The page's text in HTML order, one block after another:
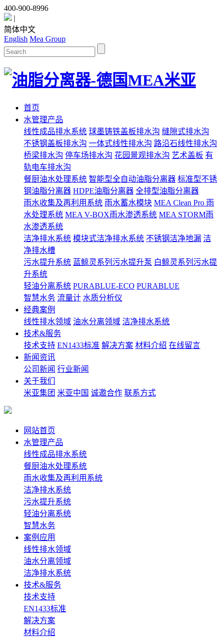
400-900-8996
|
简体中文
English Mea Group
首页
水管理产品
线性成品排水系统 球墨铸铁盖板排水沟 缝隙式排水沟
不锈钢盖板排水沟 一体式线性排水沟 路沿石线性排水沟
桥梁排水沟 停车场排水沟 花园景观排水沟 艺术盖板 有
轨电车排水沟
餐厨油水处理系统 智能型全自动油脂分离器 标准型不锈
钢油脂分离器 HDPE油脂分离器 全排型油脂分离器
雨水收集及再利用系统 雨水蓄水模块 MEA Clean Pro 雨
水处理系统 MEA V-BOX雨水渗透系统 MEA STORM雨
水渗透系统
洁净排水系统 模块式洁净排水系统 不锈钢洁净地漏 洁
净排水槽
污水提升系统 蓝鲸灵系列污水提升泵 白鲸灵系列污水提
升系统
轻油分离系统 PURABLUE-ECO PURABLUE
智慧水务 流量计 水质分析仪
经典案例
线性排水领域 油水分离领域 洁净排水系统
技术&服务
技术支持 EN1433标准 解决方案 材料介绍 在线留言
新闻资讯
公司新闻 行业新闻
关于我们
米亚集团 米亚中国 诚邀合作 联系方式
网站首页
水管理产品
线性成品排水系统
餐厨油水处理系统
雨水收集及再利用系统
洁净排水系统
污水提升系统
轻油分离系统
智慧水务
案例应用
线性排水领域
油水分离领域
洁净排水系统
技术&服务
技术支持
EN1433标准
解决方案
材料介绍